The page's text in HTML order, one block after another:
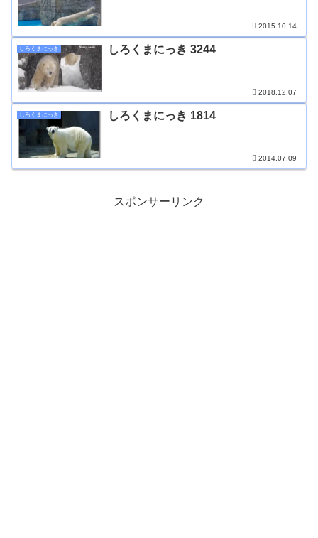
2015.10.14
しろくまにっき しろくまにっき 3244
2018.12.07
しろくまにっき しろくまにっき 1814
2014.07.09
スポンサーリンク